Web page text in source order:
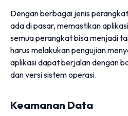
Dengan berbagai jenis
ada di pasar, memastikan
semua perangkat bisa menjadi
harus melakukan pengujian
aplikasi dapat berjalan dengan
dan versi sistem operasi.
Keamanan Data